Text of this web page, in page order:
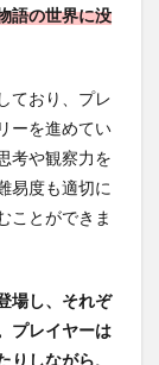
語の世界に没
ており、プレ
ーを進めてい
考や観察力を
易度も適切に
ことができま
場し、それぞ
プレイヤーは
しながら、